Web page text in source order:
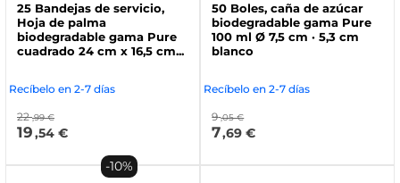
25 Bandejas de servicio,
Hoja de palma
biodegradable gama Pure
cuadrado 24 cm x 16,5 cm...
Recíbelo en 2-7 días
22 ,99 €
19,54 €
50 Boles, caña de azúcar
biodegradable gama Pure
100 ml Ø 7,5 cm · 5,3 cm
blanco
Recíbelo en 2-7 días
9 ,05 €
7,69 €
-10%